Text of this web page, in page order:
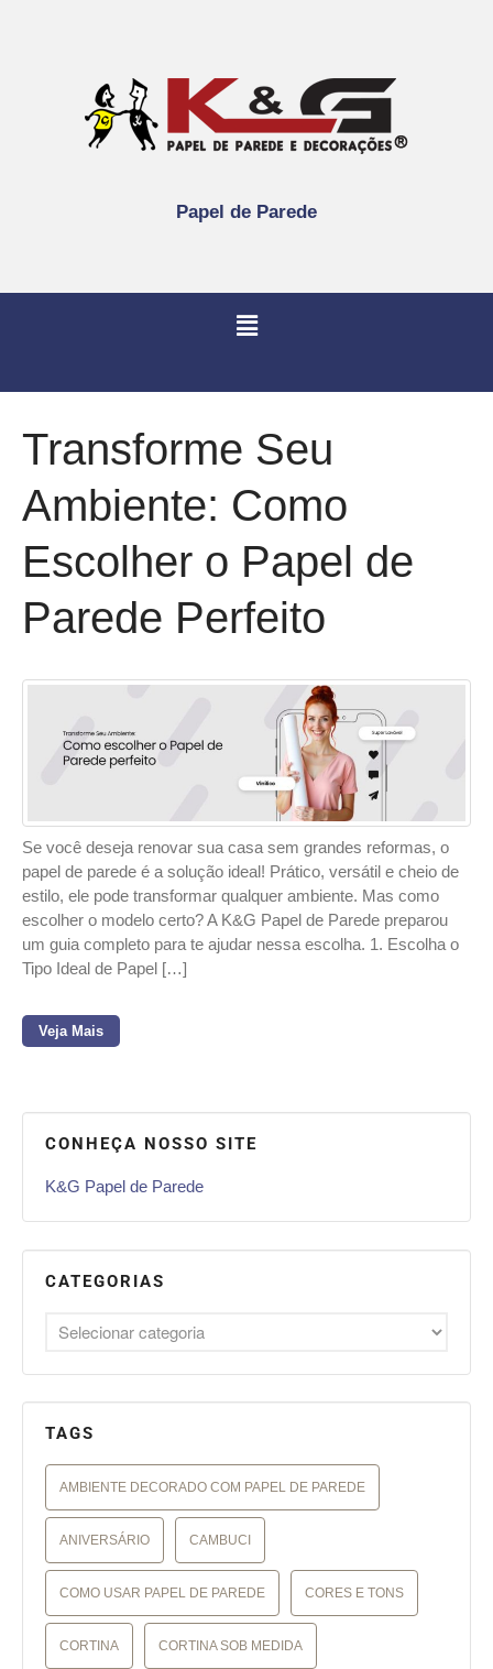
Papel de Parede
Transforme Seu
Ambiente: Como
Escolher o Papel de
Parede Perfeito
Se você deseja renovar sua casa sem grandes reformas, o
papel de parede é a solução ideal! Prático, versátil e cheio de
estilo, ele pode transformar qualquer ambiente. Mas como
escolher o modelo certo? A K&G Papel de Parede preparou
um guia completo para te ajudar nessa escolha. 1. Escolha o
Tipo Ideal de Papel […]
Veja Mais
CONHEÇA NOSSO SITE
K&G Papel de Parede
CATEGORIAS
TAGS
AMBIENTE DECORADO COM PAPEL DE PAREDE
ANIVERSÁRIO CAMBUCI
COMO USAR PAPEL DE PAREDE CORES E TONS
CORTINA CORTINA SOB MEDIDA